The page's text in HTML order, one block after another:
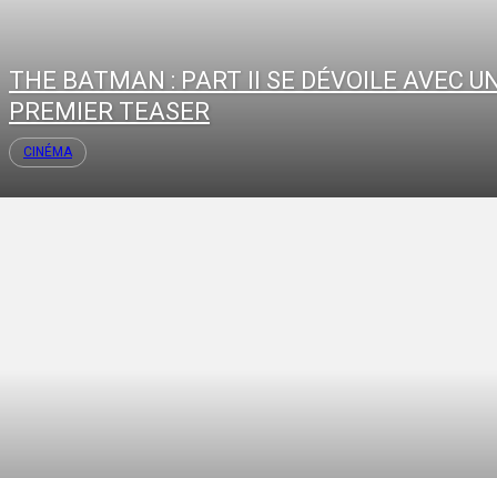
THE BATMAN : PART II SE DÉVOILE AVEC
PREMIER TEASER
CINÉMA